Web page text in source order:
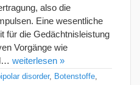
also die
Eine wesentliche
für die Gedächtnisleistung
Vorgänge wie
weiterlesen »
disorder, Botenstoffe